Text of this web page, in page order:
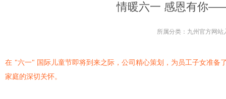
情暖六一 感恩有你
所属分类： 九州官方网站
在 "六一" 国际儿童节即将到来之际，公司精心策划，为员工子女准
家庭的深切关怀。